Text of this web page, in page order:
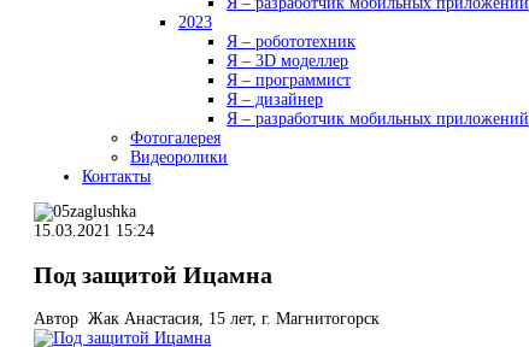
2023
Я – робототехник
Я – 3D моделлер
Я – программист
Я – дизайнер
Я – разработчик мобильных приложений
Фотогалерея
Видеоролики
Контакты
15.03.2021 15:24
Под защитой Ицамна
Автор Жак Анастасия, 15 лет, г. Магнитогорск